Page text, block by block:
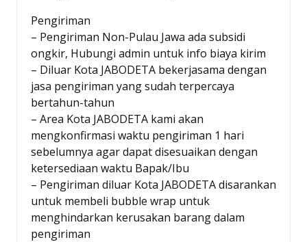
Pengiriman
– Pengiriman Non-Pulau Jawa ada subsidi
ongkir, Hubungi admin untuk info biaya kirim
– Diluar Kota JABODETA bekerjasama dengan
jasa pengiriman yang sudah terpercaya
bertahun-tahun
– Area Kota JABODETA kami akan
mengkonfirmasi waktu pengiriman 1 hari
sebelumnya agar dapat disesuaikan dengan
ketersediaan waktu Bapak/Ibu
– Pengiriman diluar Kota JABODETA disarankan
untuk membeli bubble wrap untuk
menghindarkan kerusakan barang dalam
pengiriman